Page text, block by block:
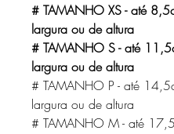
# TAMANHO XS - até
largura ou de altura
# TAMANHO S - até
largura ou de altura
# TAMANHO P - até
largura ou de altura
# TAMANHO M - até